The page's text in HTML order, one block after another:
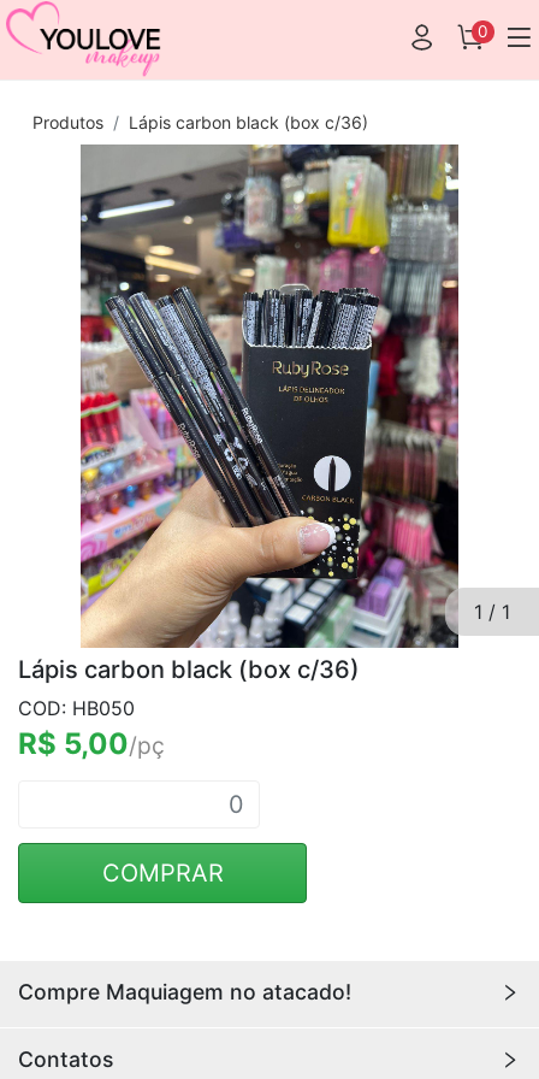
0
Produtos Lápis carbon black (box c/36)
1 / 1
Lápis carbon black (box c/36)
COD: HB050
R$ 5,00/pç
COMPRAR
Compre Maquiagem no atacado!
com os melhores preços. Acesse a loja da
Contatos